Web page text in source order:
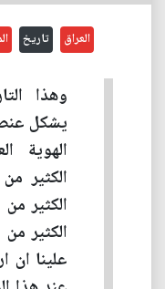
العراق تاريخ
وهذا
يشكل
الهوية
الكثير
الكثير
الكثير
علينا ان